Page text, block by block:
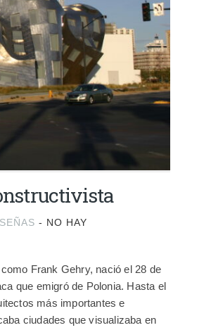
- NO HAY
Frank Gehry, nació el 28 de
que emigró de Polonia. Hasta el
más importantes e
ciudades que visualizaba en